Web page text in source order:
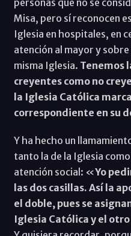
Misa, pero sí reconocen
Iglesia en hospitales, en
atención al mayor y
misma Iglesia. Tenemos
creyentes como no
la Iglesia Católica
correspondiente en su
Y ha hecho un
tanto la de la Iglesia
atención social: «Yo
las dos casillas. Así la
el doble, pues se
Iglesia Católica y el